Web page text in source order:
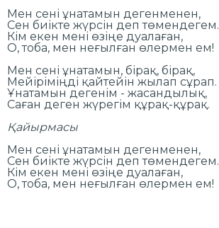
Мен сені ұнатамын дегенменен,
Сен биікте жүрсін деп төмендегем.
Кім екен мені өзіңе дуалаған,
О, тоба, мен неғылған өлермен ем!
Мен сені ұнатамын, бірақ, бірақ,
Мейіріміңді қайтейін жылап сұрап.
Ұнатамын дегенім - жасандылық,
Саған деген жүрегім құрақ-құрақ.
Қайырмасы
Мен сені ұнатамын дегенменен,
Сен биікте жүрсін деп төмендегем.
Кім екен мені өзіңе дуалаған,
О, тоба, мен неғылған өлермен ем!